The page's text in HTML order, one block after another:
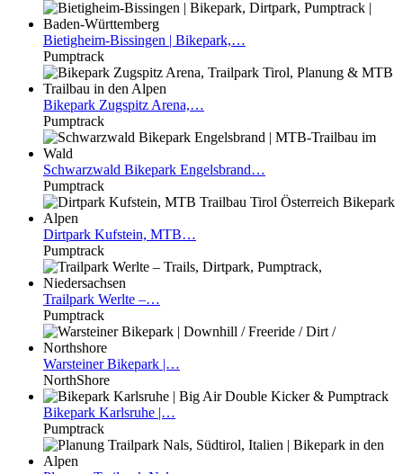
Bietigheim-Bissingen | Bikepark,…
Pumptrack
Bikepark Zugspitz Arena,…
Pumptrack
Schwarzwald Bikepark Engelsbrand…
Pumptrack
Dirtpark Kufstein, MTB…
Pumptrack
Trailpark Werlte –…
Pumptrack
WarsteinerBikepark |…
NorthShore
Bikepark Karlsruhe |…
Pumptrack